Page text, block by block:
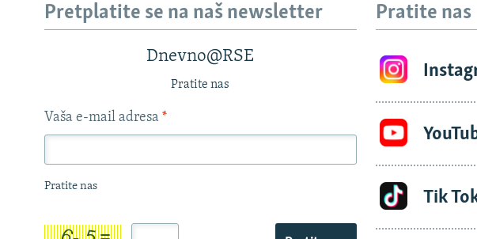
Pretplatite se na naš newsletter
Dnevno@RSE
Pratite nas
Vaša e-mail adresa *
Pratite nas
Pratite nas
Tik